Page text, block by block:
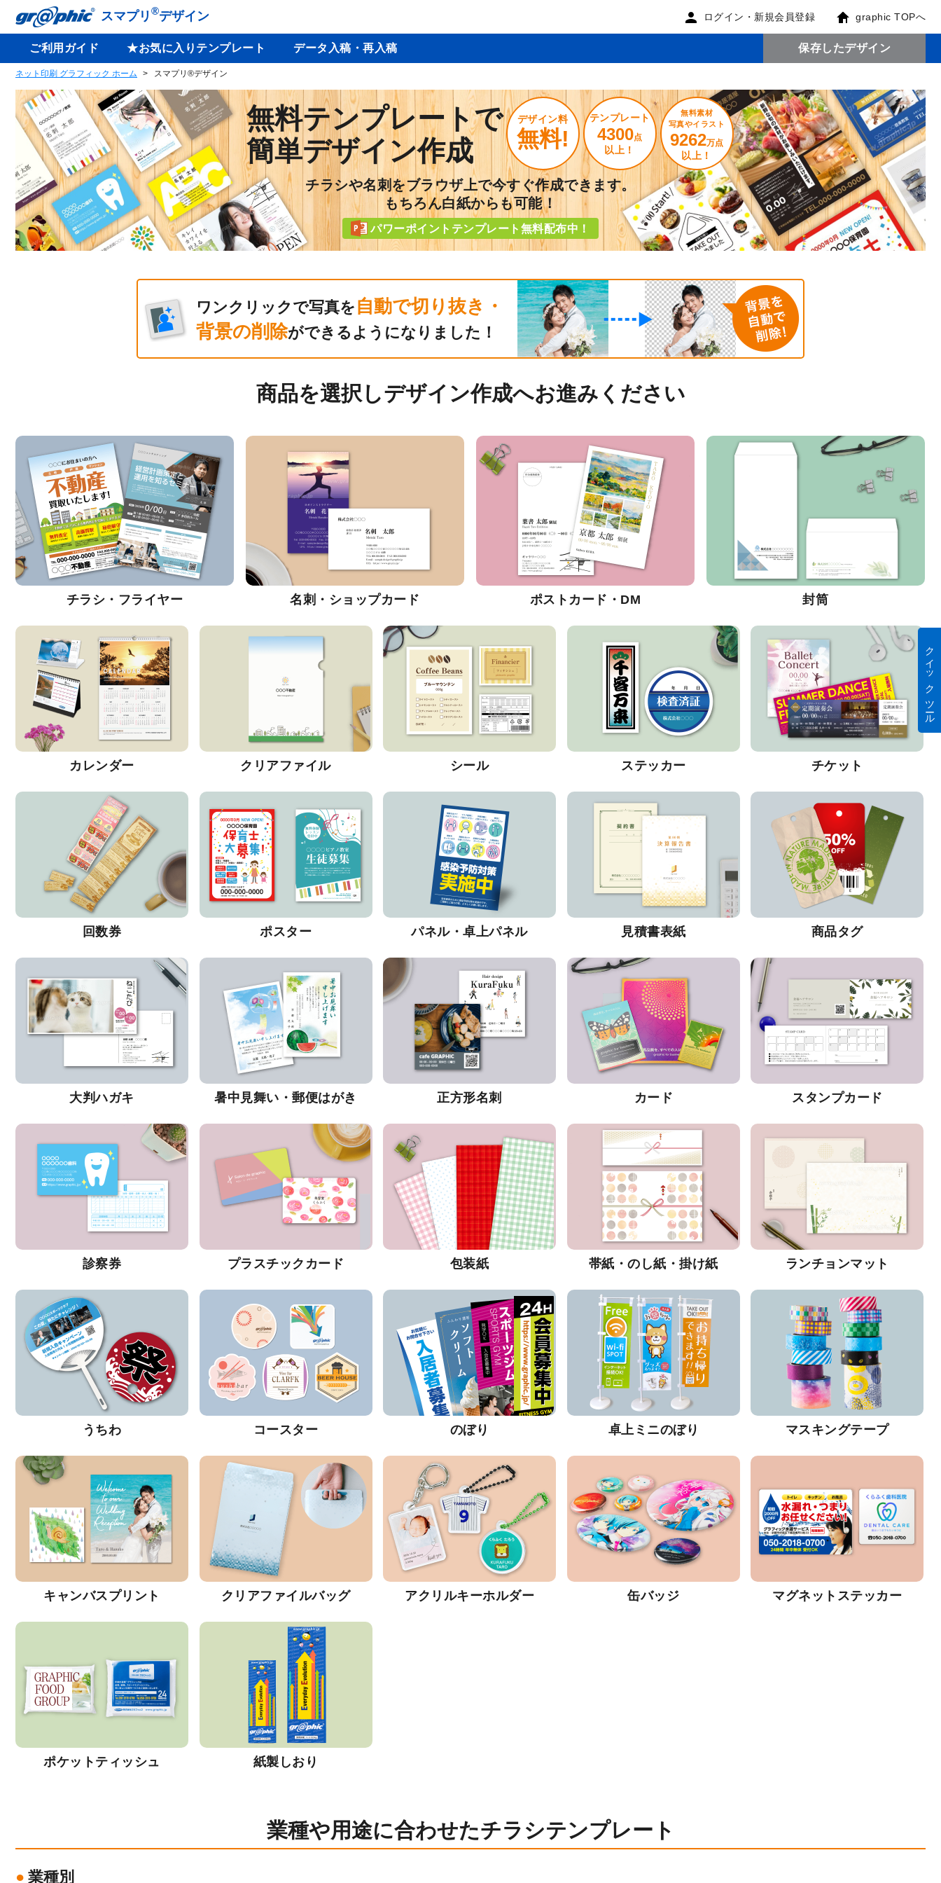
スマプリ ®デザイン ログイン・新規会員登録 graphic TOPへ
ご利用ガイド ★お気に入りテンプレート データ入稿・再入稿 保存したデザイン
ネット印刷 グラフィック ホーム スマプリ®デザイン
無料テンプレートで
簡単デザイン作成
デザイン料
無料!
テンプレート
4300点
以上！
無料素材
写真やイラスト
9262万点
以上！
チラシや名刺をブラウザ上で今すぐ作成できます。
もちろん白紙からも可能！
パワーポイントテンプレート無料配布中！
ワンクリックで写真を 自動で切り抜き・
背景の削除ができるようになりました！
商品を選択しデザイン作成へお進みください
チラシ・フライヤー 名刺・ショップカード ポストカード・DM 封筒
カレンダー クリアファイル シール ステッカー チケット
回数券 ポスター パネル・卓上パネル 見積書表紙 商品タグ
大判ハガキ 暑中見舞い・郵便はがき 正方形名刺 カード スタンプカード
診察券 プラスチックカード 包装紙 帯紙・のし紙・掛け紙 ランチョンマット
うちわ コースター のぼり 卓上ミニのぼり マスキングテープ
キャンバスプリント クリアファイルバッグ アクリルキーホルダー 缶バッジ マグネットステッカー
ポケットティッシュ 紙製しおり
業種や用途に合わせたチラシテンプレート
業種別
クイック ツール